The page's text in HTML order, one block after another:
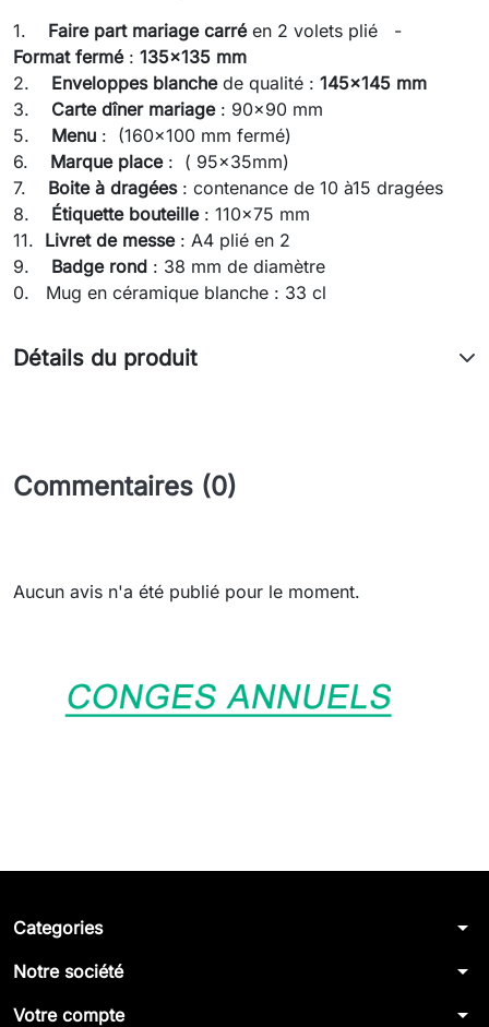
1.
Faire part mariage carréen 2 volets plié -
Format fermé: 135x135 mm
2.
Enveloppes blanchede qualité : 145x145 mm
3.
Carte dîner mariage: 90x90 mm
5.
Menu : (160x100 mm fermé)
6. Marque place: ( 95x35mm)
7. Boite à dragées: contenance de 10 à15 dragées
8.
Étiquette bouteille: 110x75 mm
11. Livret de messe: A4 plié en 2
9. Badge rond : 38 mm de diamètre
0. Mug en céramique blanche : 33 cl
Détails du produit
Commentaires (0)
Aucun avis n'a été publié pour le moment.
Categories arrow_drop_down
Notre société arrow_drop_down
Votre compte arrow_drop_down